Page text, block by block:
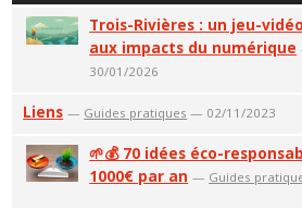
Trois-Rivières : un jeu-
aux impacts du numérique
30/01/2026
Liens — Guides pratiques — 02/11/2023
🌱💰 70 idées éco-
1000€ par an — Guides